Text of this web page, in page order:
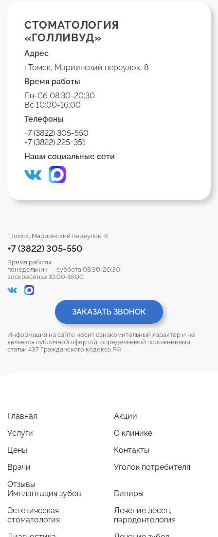
СТОМАТОЛОГИЯ
«ГОЛЛИВУД»
Адрес
г.Томск, Мариинский переулок, 8
Время работы
Пн-Сб 08:30-20:30
Вс 10:00-16:00
Телефоны
+7 (3822) 305-550
+7 (3822) 225-351
Наши социальные сети
г.Томск, Мариинский переулок, 8
+7 (3822) 305-550
Время работы:
понедельник — суббота 08:30-20:30
воскресенье 10:00-16:00
ЗАКАЗАТЬ ЗВОНОК
Информация на сайте носит ознакомительный характер и не
является публичной офертой, определяемой положениями
статьи 437 Гражданского кодекса РФ
Главная
Услуги
Цены
Врачи
Отзывы
Акции
О клинике
Контакты
Уголок потребителя
Имплантация зубов
Эстетическая
стоматология
Виниры
Лечение десен,
пародонтология